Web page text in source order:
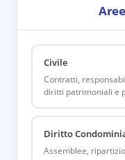
Civile
Contratti,
diritti patrimoniali e
Diritto
Assemblee,